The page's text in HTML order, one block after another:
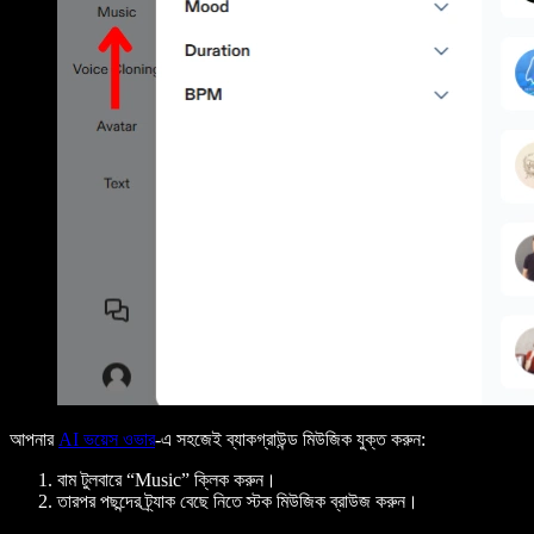
আপনার AI ভয়েস ওভার-এ সহজেই ব্যাকগ্রাউন্ড মিউজিক যুক্ত করুন:
বাম টুলবারে “Music” ক্লিক করুন।
তারপর পছন্দের ট্র্যাক বেছে নিতে স্টক মিউজিক ব্রাউজ করুন।